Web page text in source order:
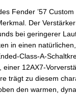
Fender ’57
Der
bei geringerer
in einen
Class-A-
einer 12AX7-
trägt zu diesem
den warmen,